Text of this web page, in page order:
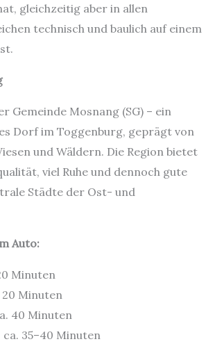
gleichzeitig aber in allen
technisch und baulich auf einem
Gemeinde Mosnang (SG) – ein
Dorf im Toggenburg, geprägt von
und Wäldern. Die Region bietet
viel Ruhe und dennoch gute
Städte der Ost- und
Auto:
Minuten
Minuten
40 Minuten
35–40 Minuten